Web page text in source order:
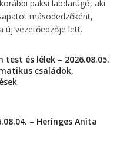
paksi labdarúgó, aki
másodedzőként,
új vezetőedzője lett.
test és lélek – 2026.08.05.
családok,
– Heringes Anita